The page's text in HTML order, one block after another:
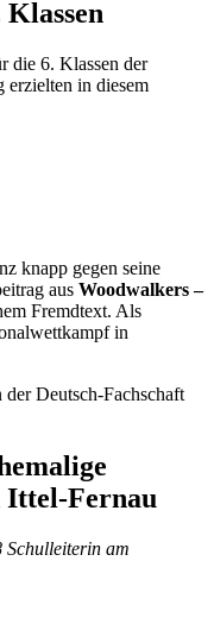
die 6. Klassen der
erzielten in diesem
knapp gegen seine
aus Woodwalkers –
Fremdtext. Als
in
Deutsch-Fachschaft
Fernau
am